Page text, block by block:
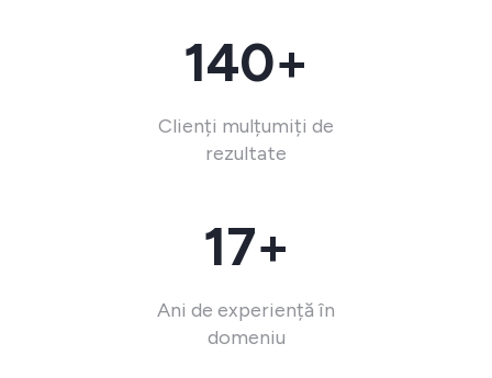
140+
Clienți mulțumiți de
rezultate
17+
Ani de experiență în
domeniu